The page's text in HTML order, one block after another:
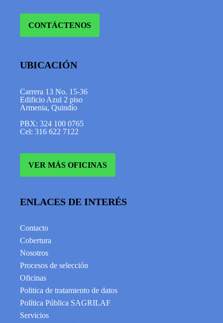
CONTÁCTENOS
UBICACIÓN
Carrera 13 No. 15-36
Edificio Azul 2 piso
Armenia, Quindío
PBX: 324 100 0765
Cel: 316 622 7122
VER MÁS OFICINAS
ENLACES DE INTERÉS
Contacto
Cobertura
Nosotros
Procesos de selección
Oficinas
Politica de tratamiento de datos
Política Pública SAGRILAF
Servicios